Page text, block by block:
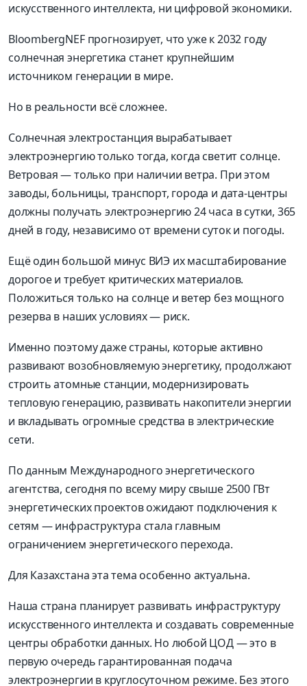
искусственного интеллекта, ни цифровой экономики.
BloombergNEF прогнозирует, что уже к 2032 году
солнечная энергетика станет крупнейшим
источником генерации в мире.
Но в реальности всё сложнее.
Солнечная электростанция вырабатывает
электроэнергию только тогда, когда светит солнце.
Ветровая — только при наличии ветра. При этом
заводы, больницы, транспорт, города и дата-центры
должны получать электроэнергию 24 часа в сутки, 365
дней в году, независимо от времени суток и погоды.
Ещё один большой минус ВИЭ их масштабирование
дорогое и требует критических материалов.
Положиться только на солнце и ветер без мощного
резерва в наших условиях — риск.
Именно поэтому даже страны, которые активно
развивают возобновляемую энергетику, продолжают
строить атомные станции, модернизировать
тепловую генерацию, развивать накопители энергии
и вкладывать огромные средства в электрические
сети.
По данным Международного энергетического
агентства, сегодня по всему миру свыше 2500 ГВт
энергетических проектов ожидают подключения к
сетям — инфраструктура стала главным
ограничением энергетического перехода.
Для Казахстана эта тема особенно актуальна.
Наша страна планирует развивать инфраструктуру
искусственного интеллекта и создавать современные
центры обработки данных. Но любой ЦОД — это в
первую очередь гарантированная подача
электроэнергии в круглосуточном режиме. Без этого